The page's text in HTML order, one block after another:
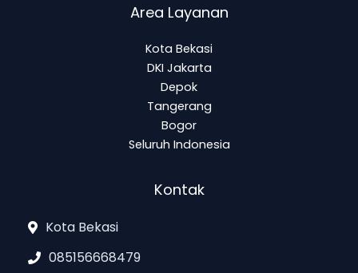
Area Layanan
Kota Bekasi
DKI Jakarta
Depok
Tangerang
Bogor
Seluruh Indonesia
Kontak
Kota Bekasi
085156668479